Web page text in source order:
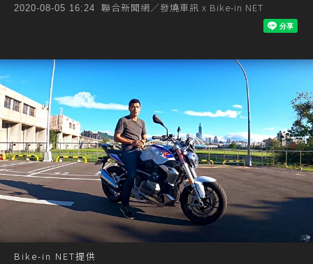
2020-08-05 16:24 聯合新聞網／發燒車訊 x Bike-in NET
Bike-in NET提供